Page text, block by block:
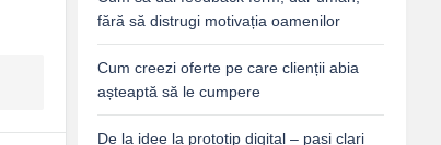
fără să distrugi motivația oamenilor
Cum creezi oferte pe care clienții abia
așteaptă să le cumpere
De la idee la prototip digital – pași clari